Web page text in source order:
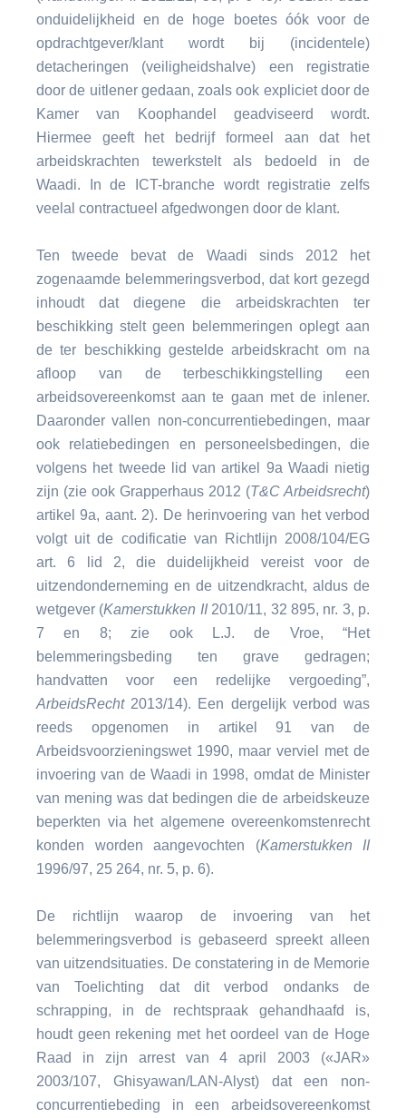
onduidelijkheid en de hoge boetes óók voor de
opdrachtgever/klant wordt bij (incidentele)
detacheringen (veiligheidshalve) een registratie
door de uitlener gedaan, zoals ook expliciet door de
Kamer van Koophandel geadviseerd wordt.
Hiermee geeft het bedrijf formeel aan dat het
arbeidskrachten tewerkstelt als bedoeld in de
Waadi. In de ICT-branche wordt registratie zelfs
veelal contractueel afgedwongen door de klant.
Ten tweede bevat de Waadi sinds 2012 het
zogenaamde belemmeringsverbod, dat kort gezegd
inhoudt dat diegene die arbeidskrachten ter
beschikking stelt geen belemmeringen oplegt aan
de ter beschikking gestelde arbeidskracht om na
afloop van de terbeschikkingstelling een
arbeidsovereenkomst aan te gaan met de inlener.
Daaronder vallen non-concurrentiebedingen, maar
ook relatiebedingen en personeelsbedingen, die
volgens het tweede lid van artikel 9a Waadi nietig
zijn (zie ook Grapperhaus 2012 (T&C Arbeidsrecht)
artikel 9a, aant. 2). De herinvoering van het verbod
volgt uit de codificatie van Richtlijn 2008/104/EG
art. 6 lid 2, die duidelijkheid vereist voor de
uitzendonderneming en de uitzendkracht, aldus de
wetgever (Kamerstukken II2010/11, 32 895, nr. 3, p.
7 en 8; zie ook L.J. de Vroe, “Het
belemmeringsbeding ten grave gedragen;
handvatten voor een redelijke vergoeding”,
ArbeidsRecht2013/14). Een dergelijk verbod was
reeds opgenomen in artikel 91 van de
Arbeidsvoorzieningswet 1990, maar verviel met de
invoering van de Waadi in 1998, omdat de Minister
van mening was dat bedingen die de arbeidskeuze
beperkten via het algemene overeenkomstenrecht
konden worden aangevochten (Kamerstukken II
1996/97, 25 264, nr. 5, p. 6).
De richtlijn waarop de invoering van het
belemmeringsverbod is gebaseerd spreekt alleen
van uitzendsituaties. De constatering in de Memorie
van Toelichting dat dit verbod ondanks de
schrapping, in de rechtspraak gehandhaafd is,
houdt geen rekening met het oordeel van de Hoge
Raad in zijn arrest van 4 april 2003 («JAR»
2003/107, Ghisyawan/LAN-Alyst) dat een non-
concurrentiebeding in een arbeidsovereenkomst